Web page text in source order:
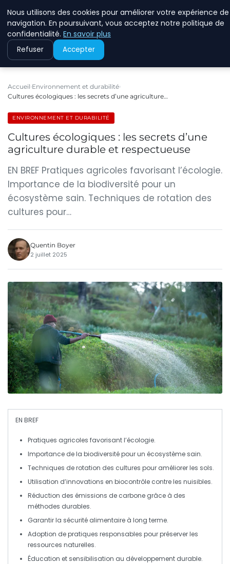
Accueil Environnement et durabilité
Cultures écologiques : les secrets d’une agriculture…
ENVIRONNEMENT ET DURABILITÉ
Cultures écologiques : les secrets d’une
agriculture durable et respectueuse
EN BREF Pratiques agricoles favorisant l’écologie.
Importance de la biodiversité pour un
écosystème sain. Techniques de rotation des
cultures pour…
Quentin Boyer
2 juillet 2025
EN BREF
Pratiques agricoles favorisant l’écologie.
Importance de la biodiversitépour un écosystème sain.
Techniques derotation des cultures pour améliorer les sols.
Utilisation d’innovations en biocontrôle contre les nuisibles.
Réduction des émissions de carbone grâce à des
méthodes durables.
Garantir la sécurité alimentaire à long terme.
Adoption de pratiques responsables pour préserver les
ressources naturelles.
Éducation et sensibilisation au développement durable.
Nous utilisons des cookies pour améliorer votre expérience de
navigation. En poursuivant, vous acceptez notre politique de
confidentialité. En savoir plus
Refuser Accepter